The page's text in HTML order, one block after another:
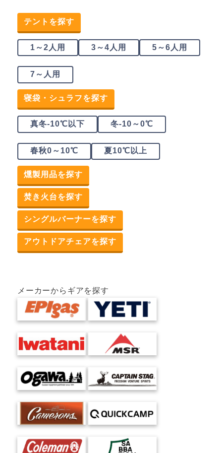
テントを探す
1～2人用 3～4人用 5～6人用
7～人用
寝袋・シュラフを探す
真冬-10℃以下 冬-10～0℃
春秋0～10℃ 夏10℃以上
燻製用品を探す
焚き火台を探す
シングルバーナーを探す
アウトドアチェアを探す
メーカーからギアを探す